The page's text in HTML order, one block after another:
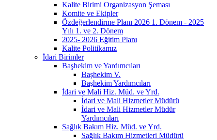
Kalite Birimi Organizasyon Şeması
Komite ve Ekipler
Özdeğerlendirme Planı 2026 1. Dönem - 2025
Yılı 1. ve 2. Dönem
2025- 2026 Eğitim Planı
Kalite Politikamız
İdari Birimler
Başhekim ve Yardımcıları
Başhekim V.
Başhekim Yardımcıları
İdari ve Mali Hiz. Müd. ve Yrd.
İdari ve Mali Hizmetler Müdürü
İdari ve Mali Hizmetler Müdür
Yardımcıları
Sağlık Bakım Hiz. Müd. ve Yrd.
Sağlık Bakım Hizmetleri Müdürü